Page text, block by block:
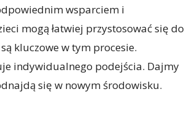
wsparciem i
mogą łatwiej przystosować się do
kluczowe w tym procesie.
indywidualnego podejścia. Dajmy
się w nowym środowisku.